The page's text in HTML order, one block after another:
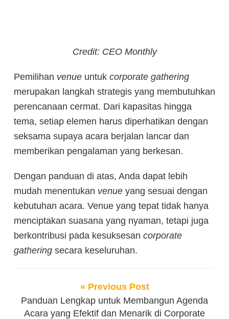
Credit: CEO Monthly
Pemilihan venue untuk corporate gathering
merupakan langkah strategis yang membutuhkan
perencanaan cermat. Dari kapasitas hingga
tema, setiap elemen harus diperhatikan dengan
seksama supaya acara berjalan lancar dan
memberikan pengalaman yang berkesan.
Dengan panduan di atas, Anda dapat lebih
mudah menentukan venue yang sesuai dengan
kebutuhan acara. Venue yang tepat tidak hanya
menciptakan suasana yang nyaman, tetapi juga
berkontribusi pada kesuksesan corporate
gathering secara keseluruhan.
« Previous Post
Panduan Lengkap untuk Membangun Agenda
Acara yang Efektif dan Menarik di Corporate